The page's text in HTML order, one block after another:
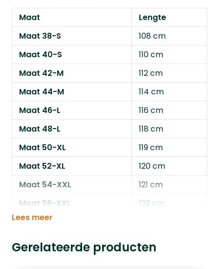
Maat
Lengte
Maat 38-S
108 cm
Maat 40-S
110 cm
Maat 42-M
112 cm
Maat 44-M
114 cm
Maat 46-L
116 cm
Maat 48-L
118 cm
Maat 50-XL
119 cm
Maat 52-XL
120 cm
Maat 54-XXL
121 cm
Maat 56-XXL
122 cm
Lees meer
Gerelateerde producten